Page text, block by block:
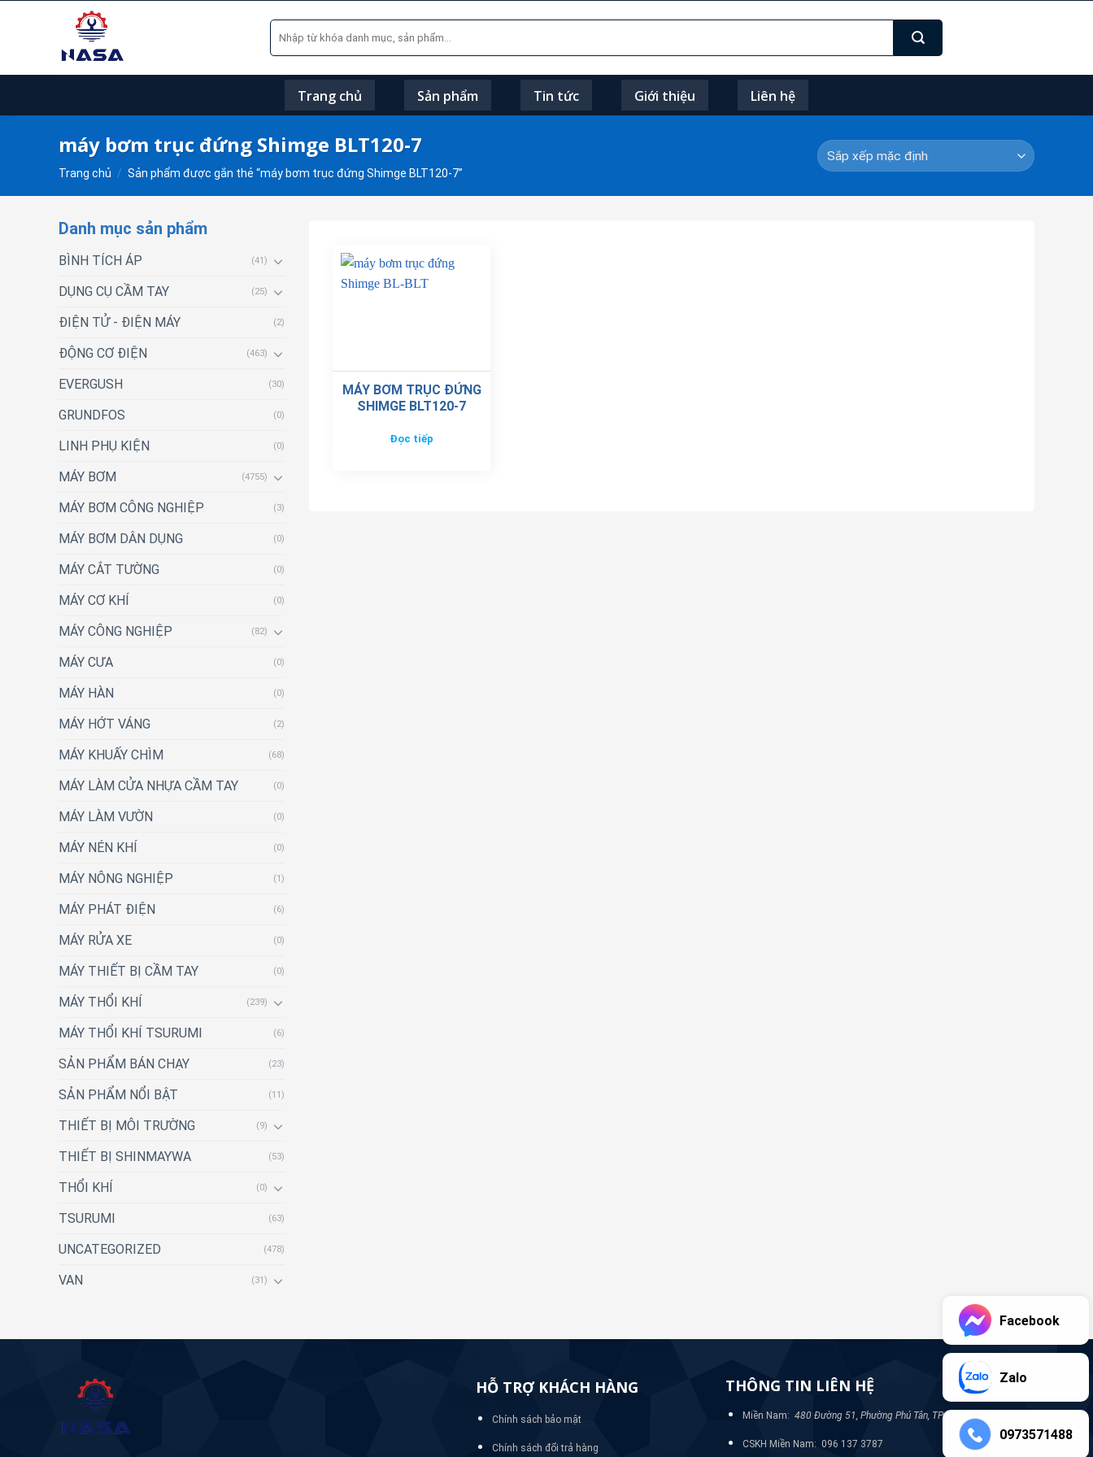
Tìm
kiếm:
Trang chủ Sản phẩm Tin tức Giới thiệu Liên hệ
máy bơm trục đứng Shimge BLT120-7
Trang chủ / Sản phẩm được gắn thẻ “máy bơm trục đứng Shimge BLT120-7”
Danh mục sản phẩm
BÌNH TÍCH ÁP (41)
DỤNG CỤ CẦM TAY (25)
ĐIỆN TỬ - ĐIỆN MÁY (2)
ĐỘNG CƠ ĐIỆN (463)
EVERGUSH (30)
GRUNDFOS (0)
LINH PHỤ KIỆN (0)
MÁY BƠM (4755)
MÁY BƠM CÔNG NGHIỆP (3)
MÁY BƠM DÂN DỤNG (0)
MÁY CẮT TƯỜNG (0)
MÁY CƠ KHÍ (0)
MÁY CÔNG NGHIỆP (82)
MÁY CƯA (0)
MÁY HÀN (0)
MÁY HỚT VÁNG (2)
MÁY KHUẤY CHÌM (68)
MÁY LÀM CỬA NHỰA CẦM TAY (0)
MÁY LÀM VƯỜN (0)
MÁY NÉN KHÍ (0)
MÁY NÔNG NGHIỆP (1)
MÁY PHÁT ĐIỆN (6)
MÁY RỬA XE (0)
MÁY THIẾT BỊ CẦM TAY (0)
MÁY THỔI KHÍ (239)
MÁY THỔI KHÍ TSURUMI (6)
SẢN PHẨM BÁN CHẠY (23)
SẢN PHẨM NỔI BẬT (11)
THIẾT BỊ MÔI TRƯỜNG (9)
THIẾT BỊ SHINMAYWA (53)
THỔI KHÍ (0)
TSURUMI (63)
UNCATEGORIZED (478)
VAN (31)
MÁY BƠM TRỤC ĐỨNG
SHIMGE BLT120-7
Đọc tiếp
HỖ TRỢ KHÁCH HÀNG
Chính sách bảo mật
Chính sách đổi trả hàng
THÔNG TIN LIÊN HỆ
Miền Nam: 480 Đường 51, Phường Phú Tân, TP Bình Dương
CSKH Miền Nam: 096 137 3787
Facebook
Zalo
0973571488